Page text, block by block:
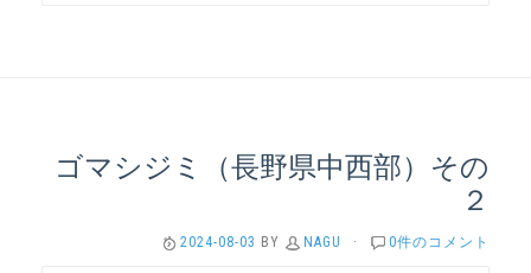
ゴマシジミ（長野県中西部）その
２
2024-08-03 BY NAGU · 0件のコメント